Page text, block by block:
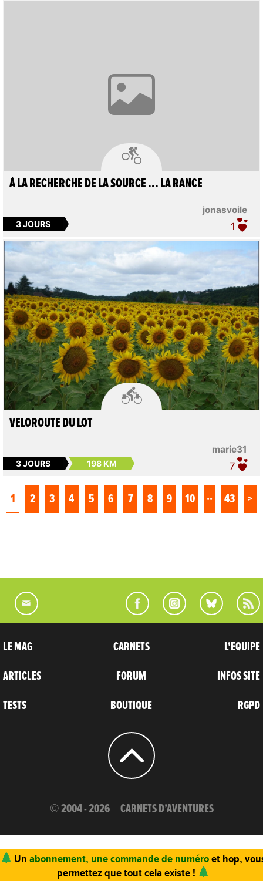

jonasvoile
À LA RECHERCHE DE LA SOURCE ... LA RANCE
3 JOURS 1

marie31
VELOROUTE DU LOT
3 JOURS 198 KM 7
1 2 3 4 5 6 7 8 9 10 .. 43 >
LE MAG
ARTICLES
TESTS
CARNETS
FORUM
BOUTIQUE
L'EQUIPE
INFOS SITE
RGPD
© 2004 - 2026 CARNETS D’AVENTURES
Un abonnement, une commande de numéroet hop,
permettez que tout cela existe !